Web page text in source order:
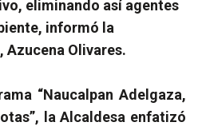
eliminando así agentes
informó la
Azucena Olivares.
“Naucalpan Adelgaza,
la Alcaldesa enfatizó